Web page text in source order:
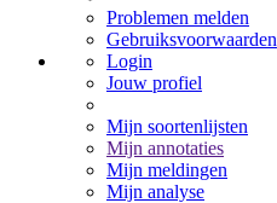
Problemen melden
Gebruiksvoorwaarden
Login
Jouw profiel
Mijn soortenlijsten
Mijn annotaties
Mijn meldingen
Mijn analyse